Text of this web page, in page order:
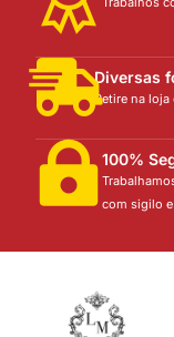
Diversas
Retire na
100%
com sigilo